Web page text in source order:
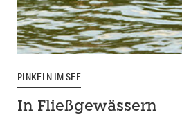
PINKELN IM SEE
In Fließgewässern